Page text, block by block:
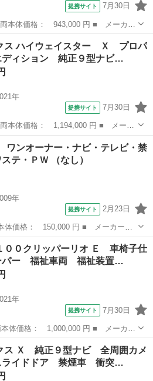
提携サイト 7月30日
０クリッパーバン ■ グレード
ケージ セーフティサポート 禁煙
ス ハイウェイスター Ｘ プロパ
ディション 純正９型ナビ…
年
提携サイト 7月30日
クス ■ グレード名： ハイウェイ
ィション 純正９型ナビ プロパイ
ンオーナー・ナビ・テレビ・禁
テ・ＰＷ （なし）
年
提携サイト 2月23日
グレード名： ワンオーナー・
テ・ＰＷ ■ 排気量： 660cc ■ ドア
００クリッパーリオ Ｅ 車椅子仕
ー 福祉車両 福祉装置…
年
提携サイト 7月30日
０クリッパーリオ ■ グレード
ー 福祉車両 福祉装置点検 ナ
ス Ｘ 純正９型ナビ 全周囲カメ
イドドア 禁煙車 衝突…